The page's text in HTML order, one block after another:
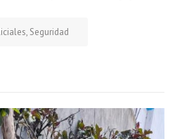
, Seguridad